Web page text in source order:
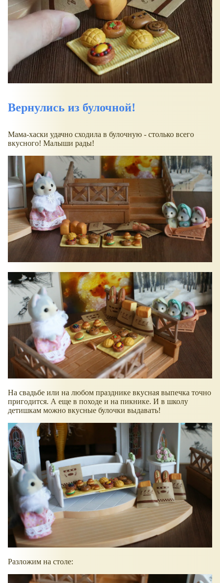
Вернулись из булочной!
Мама-хаски удачно сходила в булочную - столько всего
вкусного! Малыши рады!
На свадьбе или на любом празднике вкусная выпечка точно
пригодится. А еще в походе и на пикнике. И в школу
детишкам можно вкусные булочки выдавать!
Разложим на столе: